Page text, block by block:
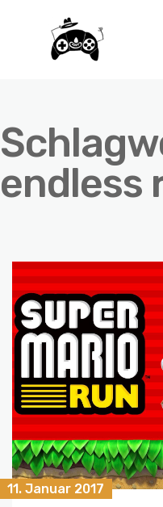
endless
11. Januar 2017